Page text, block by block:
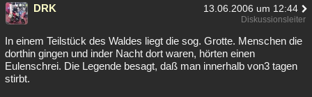
DRK 13.06.2006 um 12:44
Diskussionsleiter
In einem Teilstück des Waldes liegt die sog. Grotte. Menschen die
dorthin gingen und inder Nacht dort waren, hörten einen
Eulenschrei. Die Legende besagt, daß man innerhalb von3 tagen
stirbt.